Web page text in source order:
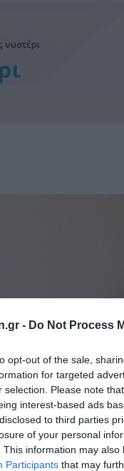
- Do Not Process
opt-out of the sale,
for targeted
selection. Please note
interest-based ads
to third parties
of your personal
This information may
Participants that may